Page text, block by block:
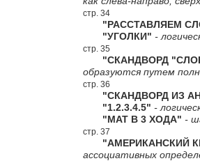
стр. 34
"РАССТАВЛЯЕМ
"УГОЛКИ" -
стр. 35
"СКАНДВОРД
образуются путем
стр. 36
"СКАНДВОРД ИЗ
"1.2.3.4.5" -
"МАТ В 3 ХОДА" -
стр. 37
"АМЕРИКАНСКИЙ
ассоциативных